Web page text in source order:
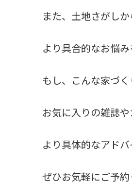
また、土地さがし
より具合的なお悩
もし、こんな家づ
お気に入りの雑誌や
より具体的なアドバ
ぜひお気軽にご予約